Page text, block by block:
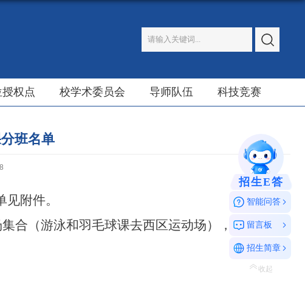
权点 校学术委员会 导师队伍 科技竞赛
班名单
附件。
合（游泳和羽毛球课去西区运动场），等待各课
招生E答
智能问答
留言板
招生简章
收起